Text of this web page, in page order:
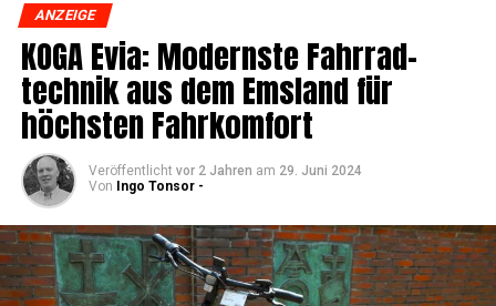
ANZEIGE
KOGA Evia: Moderns­te Fahr­rad­
tech­nik aus dem Ems­land für
höchs­ten Fahrkomfort
Veröffentlicht vor 2 Jahren am 29. Juni 2024
Von Ingo Tonsor -